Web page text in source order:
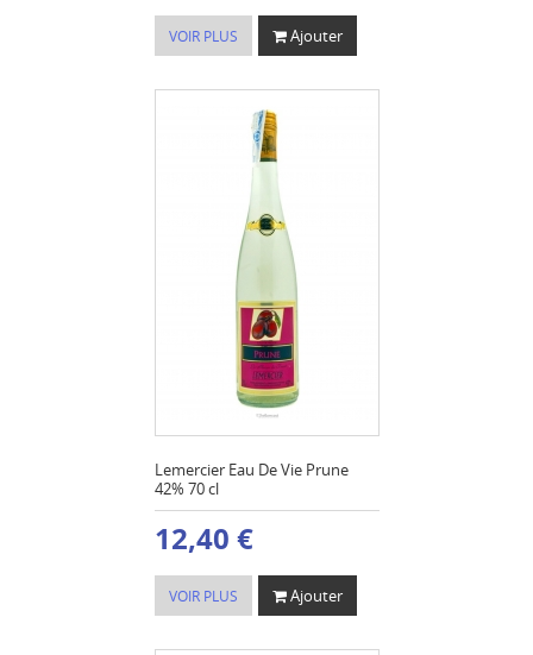
VOIR PLUS Ajouter
Lemercier Eau De Vie Prune
42% 70 cl
12,40 €
VOIR PLUS Ajouter